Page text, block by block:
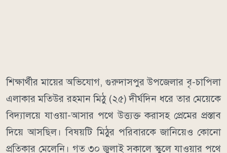
শিক্ষার্থীর মায়ের অভিযোগ, গুরুদাসপুর উপজেলার বৃ-চাপিলা
এলাকার মতিউর রহমান মিঠু (২৫) দীর্ঘদিন ধরে তার মেয়েকে
বিদ্যালয়ে যাওয়া-আসার পথে উত্ত্যক্ত করাসহ প্রেমের প্রস্তাব
দিয়ে আসছিল। বিষয়টি মিঠুর পরিবারকে জানিয়েও কোনো
প্রতিকার মেলেনি। গত ৩০ জুলাই সকালে স্কুলে যাওয়ার পথে